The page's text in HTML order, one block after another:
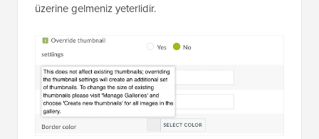
üzerine gelmeniz yeterlidir.